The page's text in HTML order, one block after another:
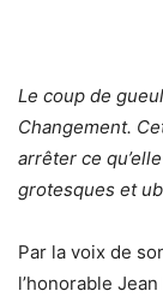
Le coup de
Changement.
arrêter ce
grotesques et
Par la voix de
l’honorable